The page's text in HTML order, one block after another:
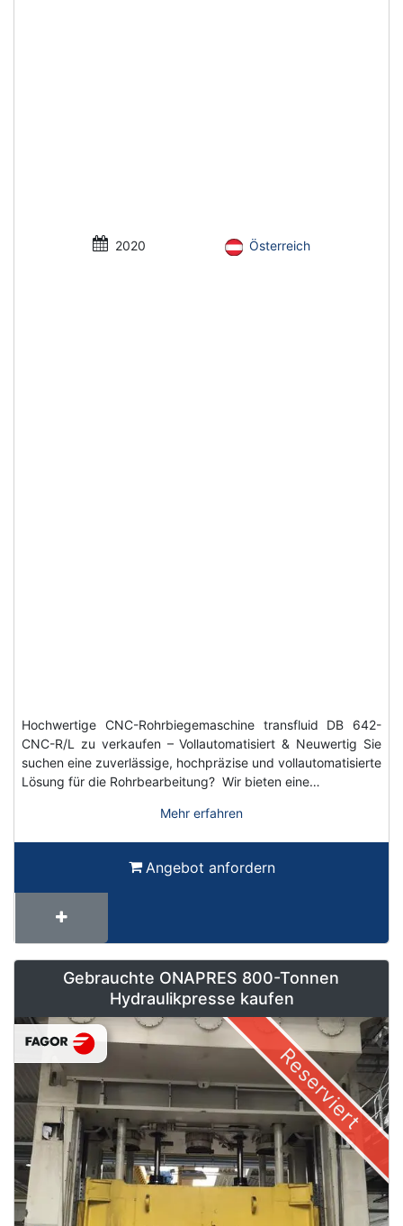
2020 Österreich
Hochwertige CNC-Rohrbiegemaschine transfluid DB 642-
CNC-R/L zu verkaufen – Vollautomatisiert & Neuwertig Sie
suchen eine zuverlässige, hochpräzise und vollautomatisierte
Lösung für die Rohrbearbeitung? Wir bieten eine…
Mehr erfahren
Angebot anfordern
Gebrauchte ONAPRES 800-Tonnen
Hydraulikpresse kaufen
Reserviert